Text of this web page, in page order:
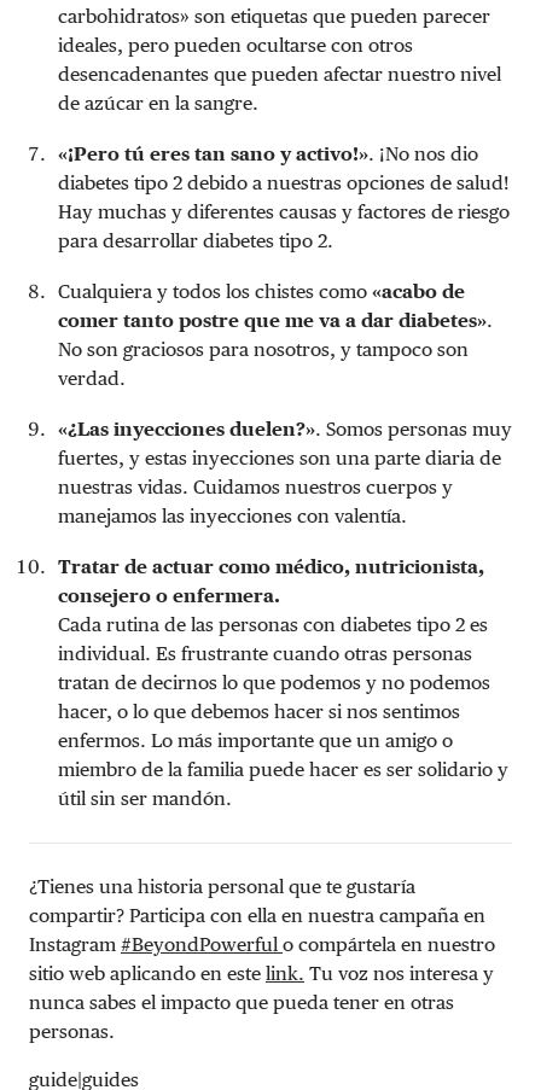
carbohidratos» son etiquetas que pueden parecer
ideales, pero pueden ocultarse con otros
desencadenantes que pueden afectar nuestro nivel
de azúcar en la sangre.
«¡Pero tú eres tan sano y activo!». ¡No nos dio
diabetes tipo 2 debido a nuestras opciones de salud!
Hay muchas y diferentes causas y factores de riesgo
para desarrollar diabetes tipo 2.
Cualquiera y todos los chistes como «acabo de
comer tanto postre que me va a dar diabetes».
No son graciosos para nosotros, y tampoco son
verdad.
«¿Las inyecciones duelen?». Somos personas muy
fuertes, y estas inyecciones son una parte diaria de
nuestras vidas. Cuidamos nuestros cuerpos y
manejamos las inyecciones con valentía.
Tratar de actuar como médico, nutricionista,
consejero o enfermera.
Cada rutina de las personas con diabetes tipo 2 es
individual. Es frustrante cuando otras personas
tratan de decirnos lo que podemos y no podemos
hacer, o lo que debemos hacer si nos sentimos
enfermos. Lo más importante que un amigo o
miembro de la familia puede hacer es ser solidario y
útil sin ser mandón.
¿Tienes una historia personal que te gustaría
compartir? Participa con ella en nuestra campaña en
Instagram #BeyondPowerful o compártela en nuestro
sitio web aplicando en este link. Tu voz nos interesa y
nunca sabes el impacto que pueda tener en otras
personas.
guide|guides